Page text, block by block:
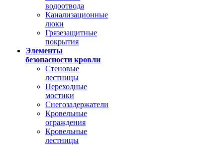
водоотвода
Канализационные
люки
Грязезащитные
покрытия
Элементы
безопасности кровли
Стеновые
лестницы
Переходные
мостики
Снегозадержатели
Кровельные
ограждения
Кровельные
лестницы